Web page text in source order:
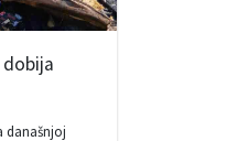
današnjoj